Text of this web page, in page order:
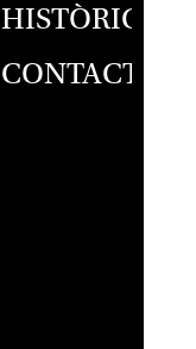
HISTÒRIC
CONTACTE